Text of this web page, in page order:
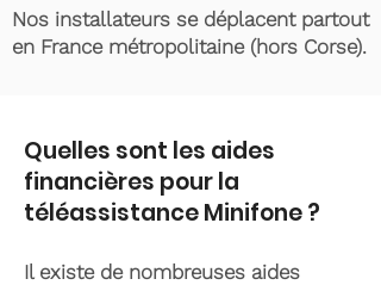
Nos installateurs se déplacent partout
en France métropolitaine (hors Corse).
Quelles sont les aides
financières pour la
téléassistance Minifone ?
Il existe de nombreuses aides